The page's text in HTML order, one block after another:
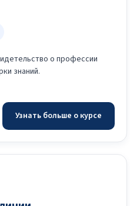
о профессии
знаний.
Узнать больше о курсе